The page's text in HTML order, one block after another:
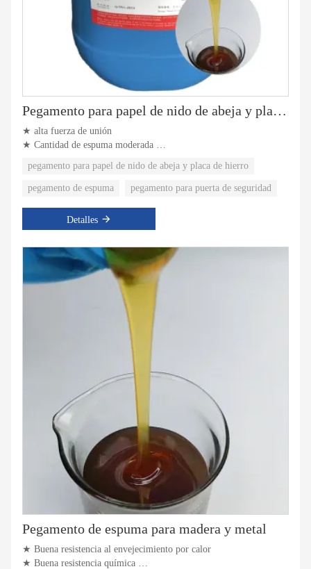
Pegamento para papel de nido de abeja y placa de hierro
★ alta fuerza de unión
★ Cantidad de espuma moderada
pegamento para papel de nido de abeja y placa de hierro
pegamento de espuma pegamento para puerta de seguridad
Detalles
Pegamento de espuma para madera y metal
★ Buena resistencia al envejecimiento por calor
★ Buena resistencia química